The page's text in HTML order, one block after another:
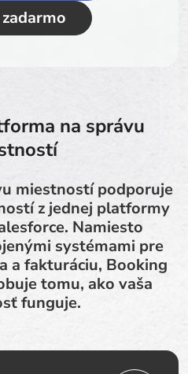
na správu
miestností podporuje
z jednej platformy
Namiesto
systémami pre
a fakturáciu, Booking
tomu, ako vaša
funguje.